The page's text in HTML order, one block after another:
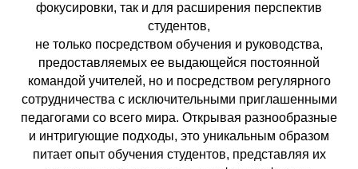
фокусировки, так и для расширения перспектив
студентов,
не только посредством обучения и руководства,
предоставляемых ее выдающейся постоянной
командой учителей, но и посредством регулярного
сотрудничества с исключительными приглашенными
педагогами со всего мира. Открывая разнообразные
и интригующие подходы, это уникальным образом
питает опыт обучения студентов, представляя их